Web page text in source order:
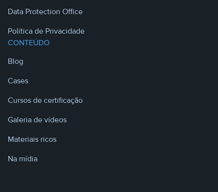
Data Protection Office
Política de Privacidade
CONTEÚDO
Blog
Cases
Cursos de certificação
Galeria de vídeos
Materiais ricos
Na mídia